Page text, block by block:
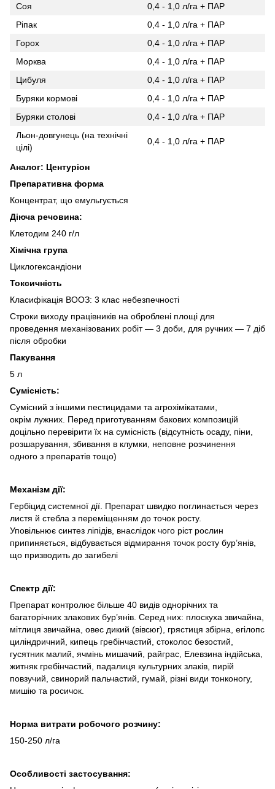
Соя
0,4 - 1,0 л/га + ПАР
Ріпак
0,4 - 1,0 л/га + ПАР
Горох
0,4 - 1,0 л/га + ПАР
Морква
0,4 - 1,0 л/га + ПАР
Цибуля
0,4 - 1,0 л/га + ПАР
Буряки кормові
0,4 - 1,0 л/га + ПАР
Буряки столові
0,4 - 1,0 л/га + ПАР
Льон-довгунець (на технічні
цілі)
0,4 - 1,0 л/га + ПАР
Аналог: Центуріон
Препаративна форма
Концентрат, що емульгується
Дiюча речовина:
Клетодим 240 г/л
Хiмiчна група
Циклогександіони
Токсичнiсть
Класифікація ВООЗ: 3 клас небезпечності
Строки виходу працівників на оброблені площі для
проведення механізованих робіт — 3 доби, для ручних — 7 діб
після обробки
Пакування
5 л
Сумісність:
Сумісний з іншими пестицидами та агрохімікатами,
окрім лужних. Перед приготуванням бакових композицій
доцільно перевірити їх на сумісність (відсутність осаду, піни,
розшарування, збивання в клумки, неповне розчинення
одного з препаратів тощо)
Механiзм дії:
Гербіцид системної дії. Препарат швидко поглинається через
листя й стебла з переміщенням до точок росту.
Уповільнює синтез ліпідів, внаслідок чого ріст рослин
припиняється, відбувається відмирання точок росту бур’янів,
що призводить до загибелі
Спектр дії:
Препарат контролює більше 40 видів однорічних та
багаторічних злакових бур’янів. Серед них: плоскуха звичайна,
мітлиця звичайна, овес дикий (вівсюг), грястиця збірна, егілопс
циліндричний, кипець гребінчастий, стоколос безостий,
гусятник малий, ячмінь мишачий, райграс, Елевзина індійська,
житняк гребінчастий, падалиця культурних злаків, пирій
повзучий, свинорий пальчастий, гумай, різні види тонконогу,
мишію та росичок.
Норма витрати робочого розчину:
150-250 л/га
Особливостi застосування: